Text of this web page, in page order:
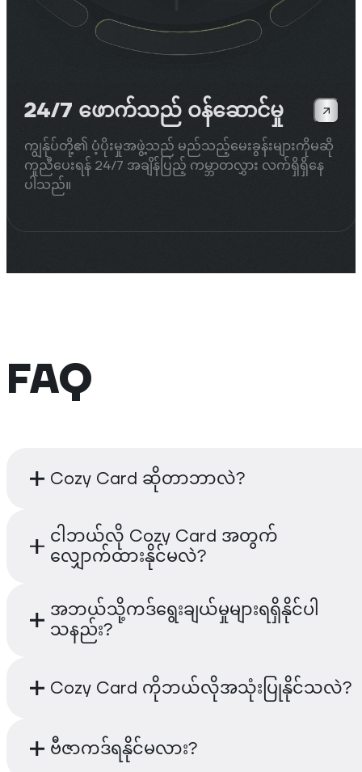
24/7 ဖောက်သည် ဝန်ဆောင်မှု
ကျွန်ုပ်တို့၏ ပံ့ပိုးမှုအဖွဲ့သည် မည်သည့်မေးခွန်းများကိုမဆို
ကူညီပေးရန် 24/7 အချိန်ပြည့် ကမ္ဘာတလွှား လက်ရှိရှိနေ
ပါသည်။
FAQ
Cozy Card ဆိုတာဘာလဲ?
Cozy Card သည် Cwallet က ထုတ်ပေးသော မူ
ဒက်ဘစ်ကတ်တစ်ခု ဖြစ်သည်။ ၎င်းသည် အသုံးပြုသူ
အနေဖြင့် သူတို့၏ မျက်မှောက် ဘဝတွင် ကပ်အနီး
မျက်ကပ်၊ အွန်လိုင်းနှင့် ဆိုင်အတွင်း လက်ခံသော
ဘာသာပြန်ချက်ဖြင့် ကမ္ဘာတစ်ဝှမ်း မျောက်ကော
ရိုးရာဒင်းများကို စိတ်ရှည်ချရနာဖြင့် အခုပင် အသုံး
ငါဘယ်လို Cozy Card အတွက်
လျှောက်ထားနိုင်မလဲ?
သင်သည် Cwallet application ကို အသုံးပြု၍
လျှောက်ထားနိုင်ပါသည်။ လျှောက်လွှာ လုပ်ငန်းစဉ်
အလျင်အမြန် ဖြစ်ပြီး အစဉ်အလာ ဘဏ်အကော
ကဒ်ကို ထုတ်ပေးပါလိမ့်မည်။
အဘယ်သို့ကဒ်ရွေးချယ်မှုများရရှိနိုင်ပါ
သနည်း?
Cozy Card သည် အသုံးပြုသူ အမျိုးမျိုး
များကို ဖြည့်ဆည်းပေးရန် ယခုအခါ ဗားရှင်
HKD Pro
Cozy Card ကိုဘယ်လိုအသုံးပြုနိုင်သလဲ?
Cozy Card ကို Visa ကုိ မွတုိင္ရာ ၈၀ သန္း
ကုန္သည္မ်ားအနက္ ကြ်ႏု္ပ္ႏိုင္ငံျခားတြင္ လက္ခံ
ဗီဇာကဒ်ရနိုင်မလား?